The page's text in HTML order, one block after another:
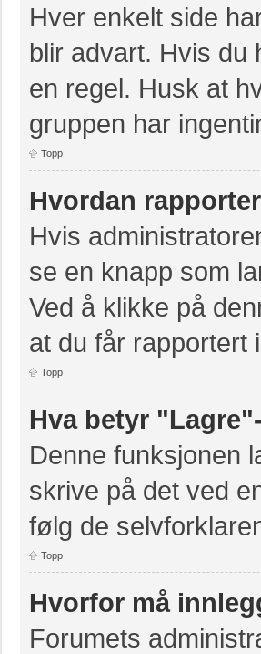
Hver enkelt side
blir advart. Hvis du
en regel. Husk at
gruppen har
Topp
Hvordan
Hvis
se en knapp som
Ved å klikke på
at du får rapportert
Topp
Hva betyr
Denne funksjonen
skrive på det ved
følg de
Topp
Hvorfor må
Forumets